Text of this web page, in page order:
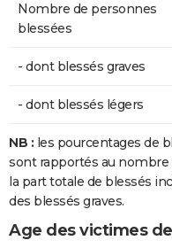
Nombre de personnes
blessées
- dont blessés graves
- dont blessés légers
NB : les pourcentages de
sont rapportés au nombre
la part totale de blessés
des blessés graves.
Age des victimes